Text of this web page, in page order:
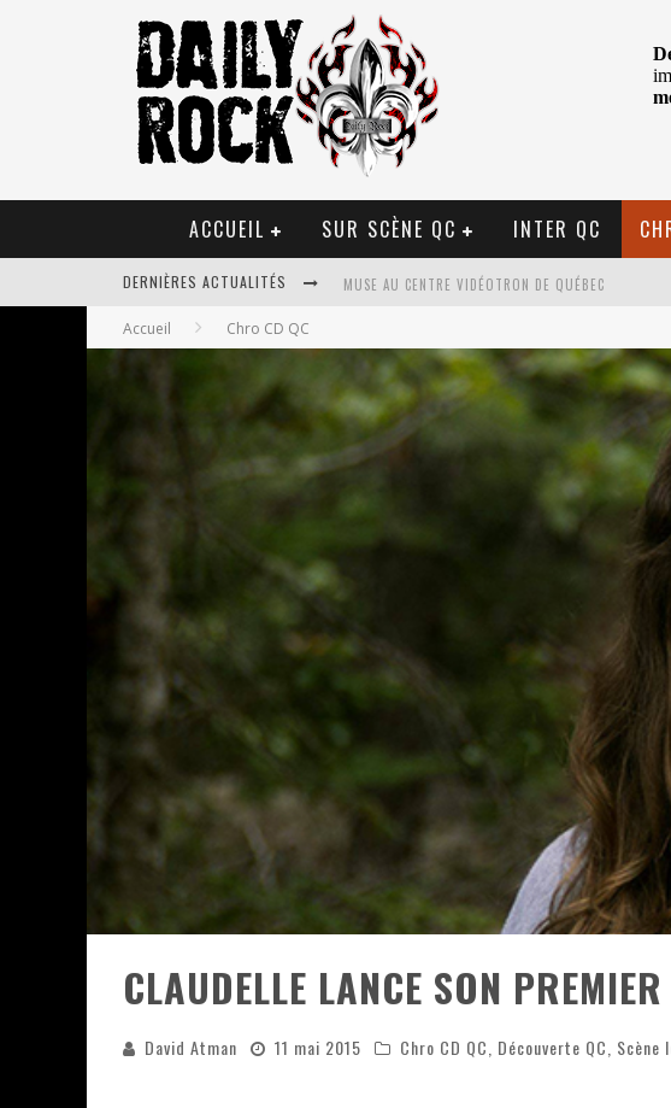
ACCUEIL SUR SCÈNE QC INTER QC
DERNIÈRES ACTUALITÉS
MUSE AU CENTRE VIDÉOTRON DE QUÉBEC
JOURNEY AU CENTRE VIDÉOTRON : SAME OR
LA TRAGÉDIE SORT DE LA NOUVELLE MUSIQUE
TOVE LO ÉTAIT DE PASSAGE AU MTELUS
LES DANSEURS ÉTOILES PARASITENT TON CIEL
LA COMPIL’ ZOO DE SLAM DISQUES EST DE RETOUR
LES RÊVES SONT FAITS POUR ÊTRE RÉALISÉS
DEATH NOTE SILENCE - COLLIDE AND COLLAPSE
ÉNORME SUCCÈS POUR MUSE ET SES SHOWS AU
Accueil Chro CD QC
CLAUDELLE LANCE SON
David Atman 11 mai 2015 Chro CD QC Découverte QC Scène